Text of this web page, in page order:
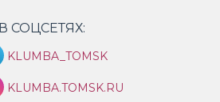
В СОЦСЕТЯХ:
KLUMBA_TOMSK
KLUMBA.TOMSK.RU